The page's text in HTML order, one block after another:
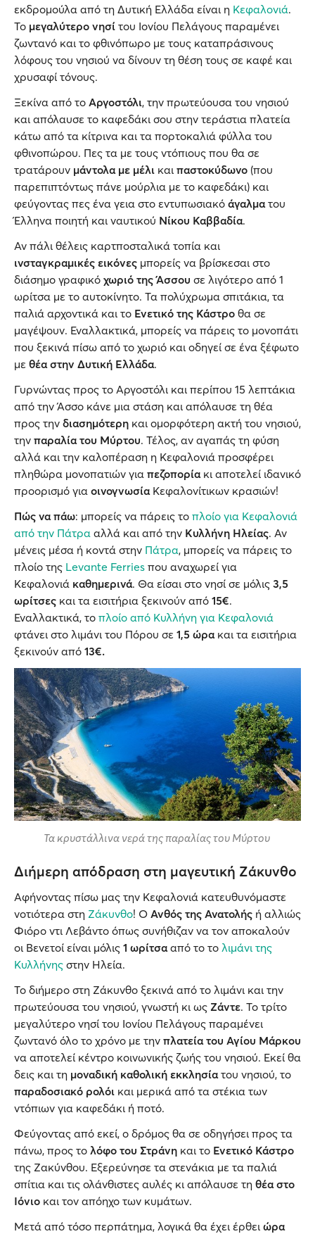
εκδρομούλα από τη Δυτική Ελλάδα είναι η Κεφαλονιά.
Το μεγαλύτερο νησί του Ιονίου Πελάγους παραμένει
ζωντανό και το φθινόπωρο με τους καταπράσινους
λόφους του νησιού να δίνουν τη θέση τους σε καφέ και
χρυσαφί τόνους.
Ξεκίνα από το Αργοστόλι, την πρωτεύουσα του νησιού
και απόλαυσε το καφεδάκι σου στην τεράστια πλατεία
κάτω από τα κίτρινα και τα πορτοκαλιά φύλλα του
φθινοπώρου. Πες τα με τους ντόπιους που θα σε
τρατάρουν μάντολα με μέλι και παστοκύδωνο (που
παρεπιπτόντως πάνε μούρλια με το καφεδάκι) και
φεύγοντας πες ένα γεια στο εντυπωσιακό άγαλματου
Έλληνα ποιητή και ναυτικού Νίκου Καββαδία.
Αν πάλι θέλεις καρτποσταλικά τοπία και
ινσταγκραμικές εικόνες μπορείς να βρίσκεσαι στο
διάσημο γραφικό χωριό της Άσσου σε λιγότερο από 1
ωρίτσα με το αυτοκίνητο. Τα πολύχρωμα σπιτάκια, τα
παλιά αρχοντικά και το Ενετικό της Κάστρο θα σε
μαγέψουν. Εναλλακτικά, μπορείς να πάρεις το μονοπάτι
που ξεκινά πίσω από το χωριό και οδηγεί σε ένα ξέφωτο
με θέα στην Δυτική Ελλάδα.
Γυρνώντας προς το Αργοστόλι και περίπου 15 λεπτάκια
από την Άσσο κάνε μια στάση και απόλαυσε τη θέα
προς την διασημότερη και ομορφότερη ακτή του νησιού,
την παραλία του Μύρτου. Τέλος, αν αγαπάς τη φύση
αλλά και την καλοπέραση η Κεφαλονιά προσφέρει
πληθώρα μονοπατιών για πεζοπορίακι αποτελεί ιδανικό
προορισμό για οινογνωσίαΚεφαλονίτικων κρασιών!
Πώς να πάω: μπορείς να πάρεις το πλοίο για Κεφαλονιά
από την Πάτρα αλλά και από την Κυλλήνη Ηλείας. Αν
μένεις μέσα ή κοντά στην Πάτρα, μπορείς να πάρεις το
πλοίο της Levante Ferries που αναχωρεί για
Κεφαλονιά καθημερινά. Θα είσαι στο νησί σε μόλις 3,5
ωρίτσες και τα εισιτήρια ξεκινούν από 15€.
Εναλλακτικά, το πλοίο από Κυλλήνη για Κεφαλονιά
φτάνει στο λιμάνι του Πόρου σε 1,5 ώρα και τα εισιτήρια
ξεκινούν από 13€.
Τα κρυστάλλινα νερά της παραλίας του Μύρτου
Διήμερη απόδραση στη μαγευτική Ζάκυνθο
Αφήνοντας πίσω μας την Κεφαλονιά κατευθυνόμαστε
νοτιότερα στη Ζάκυνθο! Ο Ανθός της Ανατολής ή αλλιώς
Φιόρο ντι Λεβάντο όπως συνήθιζαν να τον αποκαλούν
οι Βενετοί είναι μόλις 1 ωρίτσααπό το το λιμάνι της
Κυλλήνης στην Ηλεία.
Το διήμερο στη Ζάκυνθο ξεκινά από το λιμάνι και την
πρωτεύουσα του νησιού, γνωστή κι ως Ζάντε. Το τρίτο
μεγαλύτερο νησί του Ιονίου Πελάγους παραμένει
ζωντανό όλο το χρόνο με την πλατεία του Αγίου Μάρκου
να αποτελεί κέντρο κοινωνικής ζωής του νησιού. Εκεί θα
δεις και τη μοναδική καθολική εκκλησίατου νησιού, το
παραδοσιακό ρολόι και μερικά από τα στέκια των
ντόπιων για καφεδάκι ή ποτό.
Φεύγοντας από εκεί, ο δρόμος θα σε οδηγήσει προς τα
πάνω, προς το λόφο του Στράνη και το Ενετικό Κάστρο
της Ζακύνθου. Εξερεύνησε τα στενάκια με τα παλιά
σπίτια και τις ολάνθιστες αυλές κι απόλαυσε τη θέα στο
Ιόνιο και τον απόηχο των κυμάτων.
Μετά από τόσο περπάτημα, λογικά θα έχει έρθει ώρα